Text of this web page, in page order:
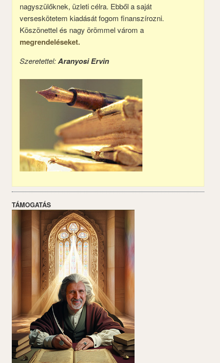
nagyszülőknek, üzleti célra. Ebből a saját
verseskötetem kiadását fogom finanszírozni.
Köszönettel és nagy örömmel várom a
megrendeléseket.
Szeretettel:Aranyosi Ervin
TÁMOGATÁS